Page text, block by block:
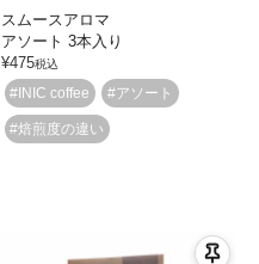
スムースアロマ
アソート 3本入り
¥475税込
#INIC coffee #アソート
#焙煎度の違い